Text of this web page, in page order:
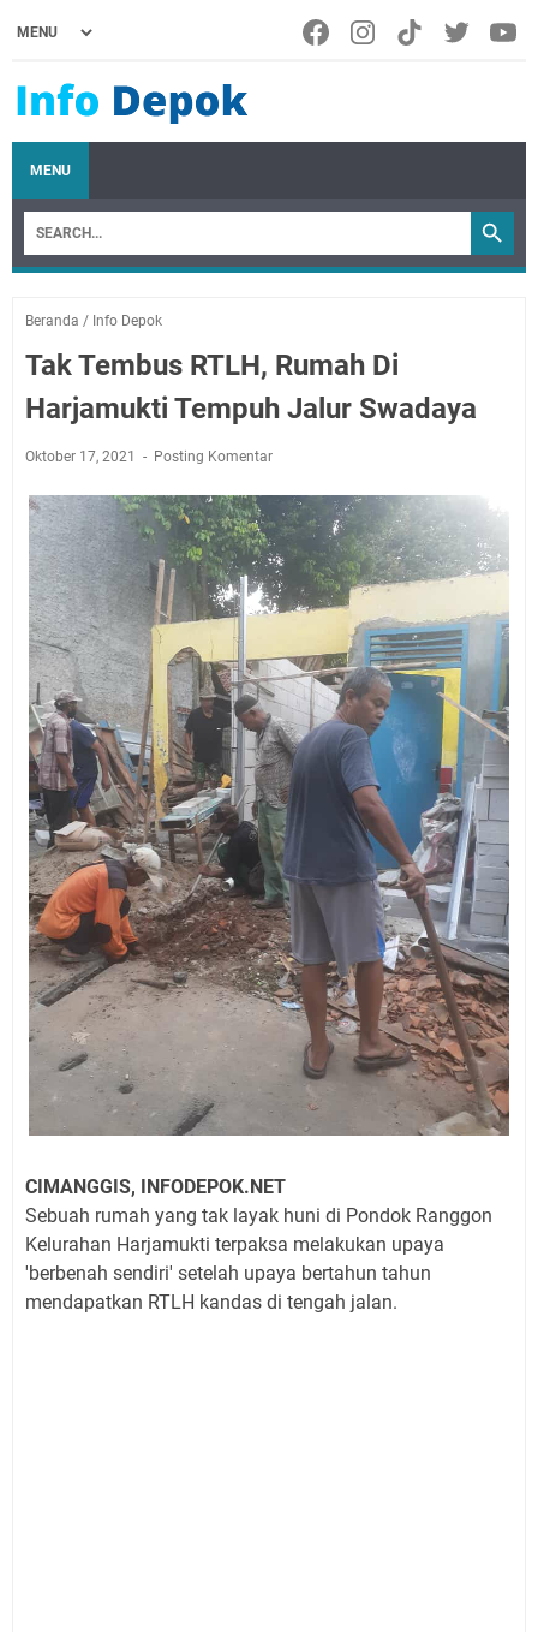
MENU
Beranda / Info Depok
Tak Tembus RTLH, Rumah Di
Harjamukti Tempuh Jalur Swadaya
Oktober 17, 2021 Posting Komentar
CIMANGGIS, INFODEPOK.NET
Sebuah rumah yang tak layak huni di Pondok Ranggon
Kelurahan Harjamukti terpaksa melakukan upaya
'berbenah sendiri' setelah upaya bertahun tahun
mendapatkan RTLH kandas di tengah jalan.